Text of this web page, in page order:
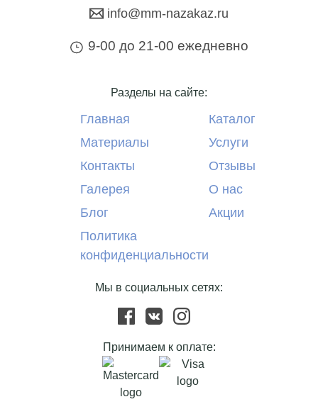
info@mm-nazakaz.ru
9-00 до 21-00 ежедневно
Разделы на сайте:
Главная
Каталог
Материалы
Услуги
Контакты
Отзывы
Галерея
О нас
Блог
Акции
Политика
конфиденциальности
Мы в социальных сетях:
Принимаем к оплате: